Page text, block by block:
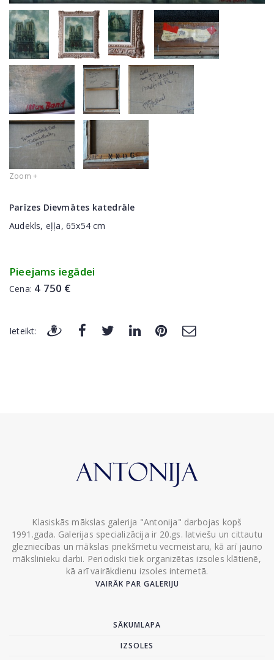
Zoom +
Parīzes Dievmātes katedrāle
Audekls, eļļa, 65x54 cm
Pieejams iegādei
Cena: 4 750 €
Ieteikt:
Klasiskās mākslas galerija "Antonija" darbojas kopš
1991.gada. Galerijas specializācija ir 20.gs. latviešu un cittautu
glezniecības un mākslas priekšmetu vecmeistaru, kā arī jauno
mākslinieku darbi. Periodiski tiek organizētas izsoles klātienē,
kā arī vairākdienu izsoles internetā.
VAIRĀK PAR GALERIJU
SĀKUMLAPA
IZSOLES